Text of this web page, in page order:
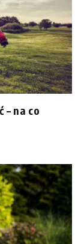
– na co